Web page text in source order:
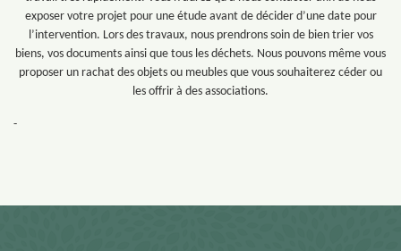
exposer votre projet pour une étude avant de décider d’une date pour
l’intervention. Lors des travaux, nous prendrons soin de bien trier vos
biens, vos documents ainsi que tous les déchets. Nous pouvons même vous
proposer un rachat des objets ou meubles que vous souhaiterez céder ou
les offrir à des associations.
-